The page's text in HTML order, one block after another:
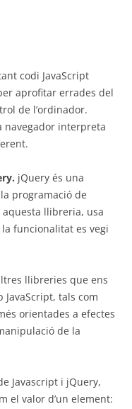
codi JavaScript
aprofitar errades del
de l’ordinador.
navegador interpreta
jQuery és una
programació de
aquesta llibreria, usa
funcionalitat es vegi
llibreries que ens
tals com
orientades a efectes
de la
Javascript i jQuery,
el valor d’un element: